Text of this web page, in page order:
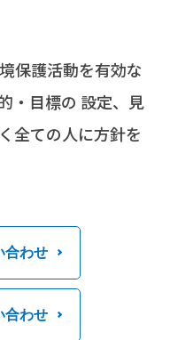
保護活動を有効な
・目標の 設定、見
全ての人に方針を
合わせ
合わせ